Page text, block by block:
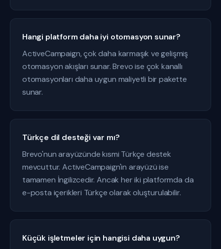
Hangi platform daha iyi otomasyon sunar?
ActiveCampaign, çok daha karmaşık ve gelişmiş
otomasyon akışları sunar. Brevo ise çok kanallı
otomasyonları daha uygun maliyetli bir pakette
sunar.
Türkçe dil desteği var mı?
Brevo'nun arayüzünde kısmi Türkçe destek
mevcuttur. ActiveCampaign'in arayüzü ise
tamamen İngilizcedir. Ancak her iki platformda da
e-posta içerikleri Türkçe olarak oluşturulabilir.
Küçük işletmeler için hangisi daha uygun?